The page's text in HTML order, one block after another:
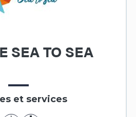
SEA TO SEA
et services